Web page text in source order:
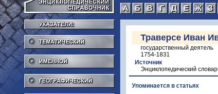
Тематический
Именной
Географический
а б в г
Траверсе Иван
государственный деятель
1754-1831
Источник
Энциклопедический
Упоминается в статьях